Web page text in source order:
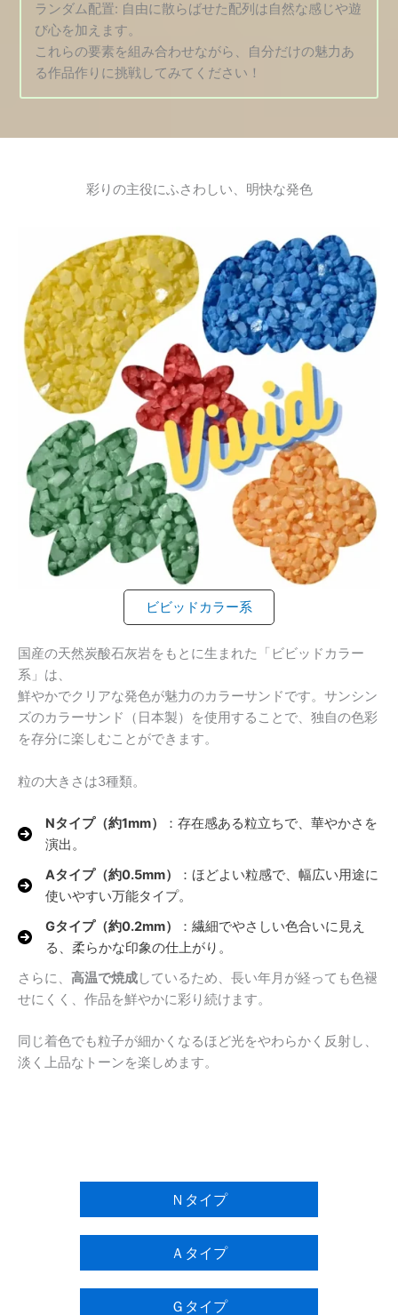
ランダム配置: 自由に散らばせた配列は自然な感じや遊
び心を加えます。
これらの要素を組み合わせながら、自分だけの魅力あ
る作品作りに挑戦してみてください！
彩りの主役にふさわしい、明快な発色
ビビッドカラー系
国産の天然炭酸石灰岩をもとに生まれた「ビビッドカラー
系」は、
鮮やかでクリアな発色が魅力のカラーサンドです。サンシン
ズのカラーサンド（日本製）を使用することで、独自の色彩
を存分に楽しむことができます。
粒の大きさは3種類。
Nタイプ（約1mm）
：存在感ある粒立ちで、華やかさを
演出。
Aタイプ（約0.5mm）
：ほどよい粒感で、幅広い用途に
使いやすい万能タイプ。
Gタイプ（約0.2mm）
：繊細でやさしい色合いに見え
る、柔らかな印象の仕上がり。
さらに、 高温で焼成しているため、長い年月が経っても色褪
せにくく、作品を鮮やかに彩り続けます。
同じ着色でも粒子が細かくなるほど光をやわらかく反射し、
淡く上品なトーンを楽しめます。
Ｎタイプ
Ａタイプ
Ｇタイプ